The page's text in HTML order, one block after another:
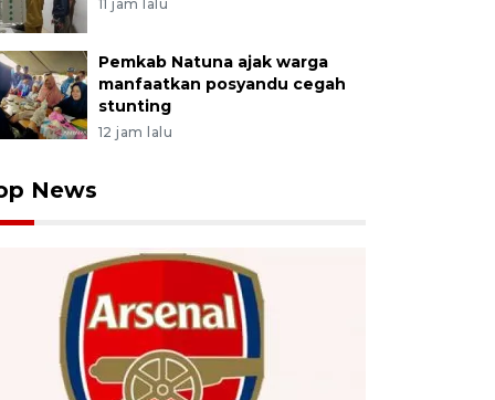
11 jam lalu
Pemkab Natuna ajak warga
manfaatkan posyandu cegah
stunting
12 jam lalu
News